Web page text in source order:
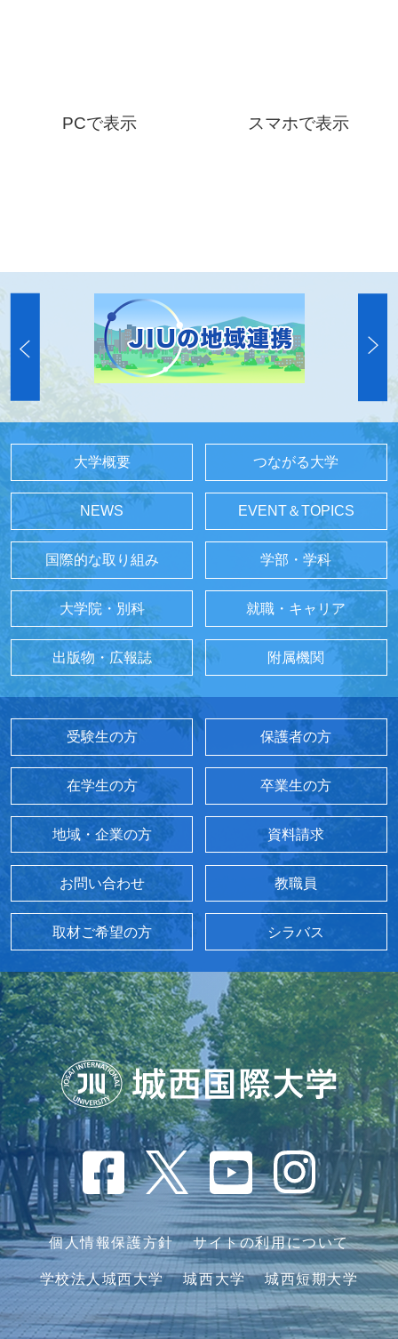
PCで表示 スマホで表示
大学概要 つながる大学
NEWS EVENT＆TOPICS
国際的な取り組み 学部・学科
大学院・別科 就職・キャリア
出版物・広報誌 附属機関
受験生の方 保護者の方
在学生の方 卒業生の方
地域・企業の方 資料請求
お問い合わせ 教職員
取材ご希望の方 シラバス
個人情報保護方針 サイトの利用について
学校法人城西大学 城西大学 城西短期大学